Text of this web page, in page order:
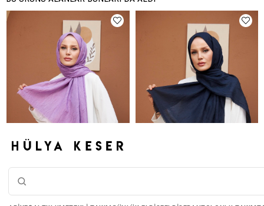
Bambu Şal - Lila Bambu Şal - Lacivert